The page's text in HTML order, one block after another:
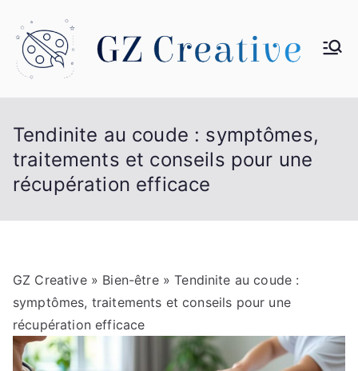
contenu
Cr
Tendinite au coude : symptômes,
traitements et conseils pour une
récupération efficace
GZ Creative» Bien-être» Tendinite au coude :
symptômes, traitements et conseils pour une
récupération efficace